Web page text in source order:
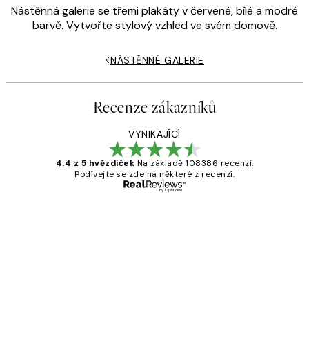
Nástěnná galerie se třemi plakáty v červené, bílé a modré
barvě. Vytvořte stylový vzhled ve svém domově.
NÁSTĚNNÉ GALERIE
Recenze zákazníků
VYNIKAJÍCÍ
4.4 z 5 hvězdiček Na základě 108386 recenzí.
Podívejte se zde na některé z recenzí.